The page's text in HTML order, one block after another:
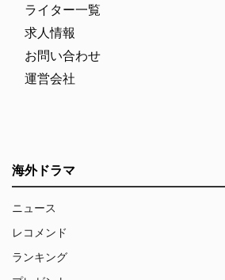
ライター一覧
求人情報
お問い合わせ
運営会社
海外ドラマ
ニュース
レコメンド
ランキング